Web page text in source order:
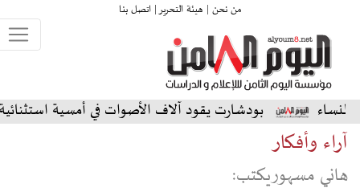
من نحن | هيئة التحرير |اتصل بنا
بودشارت يقود آلاف الأصوات في أمسية استثنائية على المسرح
آراء وأفكار
هاني مسهوريكتب: